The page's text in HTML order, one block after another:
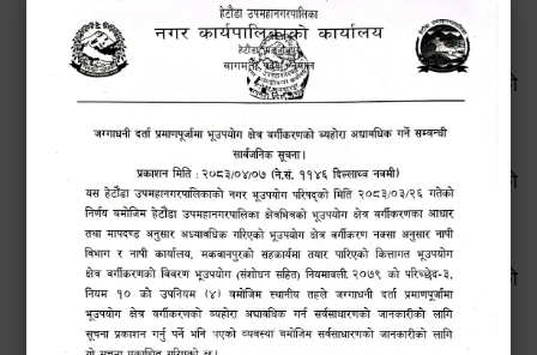
आ.व. २०८२।८३ को प्रथम त्रैमासिक प्रतिवेदन
सूचनाको हक सम्बन्धी ऐन, २०६४ बमोजिमको स्वतः प्रकाशन गरिएको
आ.व. २०८१।८२ को चौथो त्रैमासिक प्रतिवेदन
सूचनाको हक सम्बन्धी ऐन, २०६४ बमोजिमको स्वतः प्रकाशन गरिएको
आ.व. २०८१।८२ को तेस्रो त्रैमासिक प्रतिवेदन
सूचनाको हक सम्बन्धी ऐन, २०६४ बमोजिमको स्वतः प्रकाशन गरिएको
आ.व. २०८१।८२ को दोस्रो त्रैमासिक प्रतिवेदन